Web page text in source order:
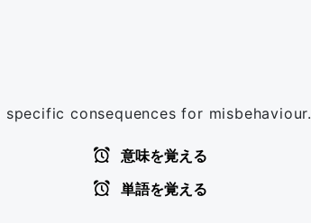
consequences for misbehaviour.
意味を覚える
単語を覚える